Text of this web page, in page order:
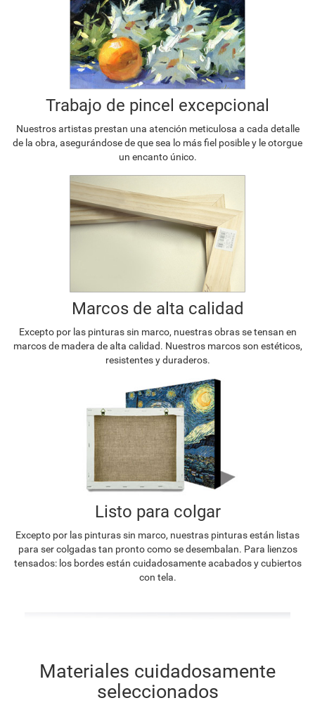
Trabajo de pincel excepcional
Nuestros artistas prestan una atención meticulosa a cada detalle
de la obra, asegurándose de que sea lo más fiel posible y le otorgue
un encanto único.
Marcos de alta calidad
Excepto por las pinturas sin marco, nuestras obras se tensan en
marcos de madera de alta calidad. Nuestros marcos son estéticos,
resistentes y duraderos.
Listo para colgar
Excepto por las pinturas sin marco, nuestras pinturas están listas
para ser colgadas tan pronto como se desembalan. Para lienzos
tensados: los bordes están cuidadosamente acabados y cubiertos
con tela.
Materiales cuidadosamente
seleccionados